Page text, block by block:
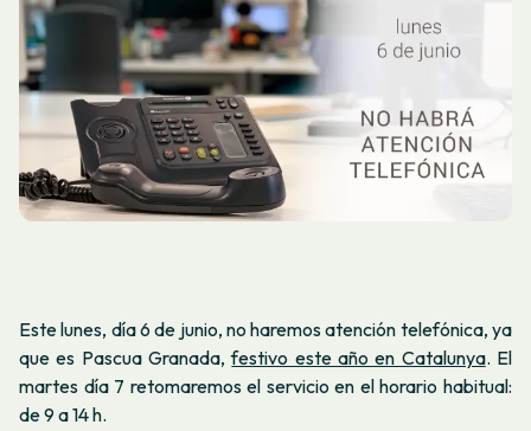
Este lunes, día 6 de junio, no haremos atención telefónica, ya
que es Pascua Granada,festivo este año en Catalunya. El
martes día 7 retomaremos el servicio en el horario habitual:
de 9 a 14 h.